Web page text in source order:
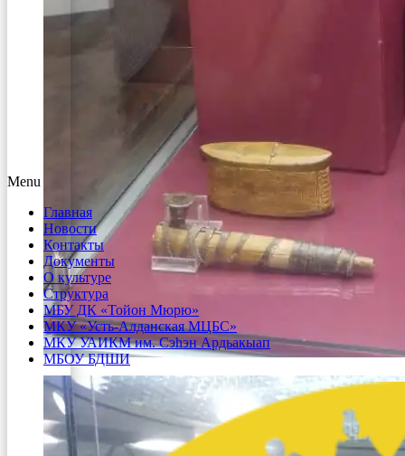
Menu
Главная
Новости
Контакты
Документы
О культуре
Структура
МБУ ДК «Тойон Мюрю»
МКУ «Усть-Алданская МЦБС»
МКУ УАИКМ им. Сэһэн Ардьакыап
МБОУ БДШИ